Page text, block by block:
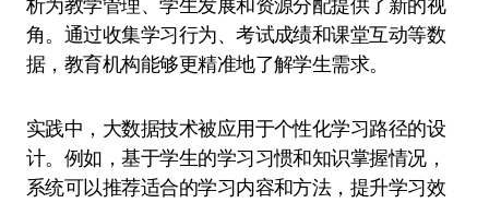
角。通过收集学习行为、考试成绩和课堂互动等数
据，教育机构能够更精准地了解学生需求。
实践中，大数据技术被应用于个性化学习路径的设
计。例如，基于学生的学习习惯和知识掌握情况，
系统可以推荐适合的学习内容和方法，提升学习效